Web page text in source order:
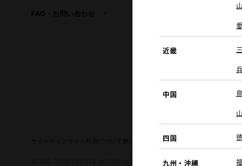
近畿
中国
四国
九州・沖縄
FAQ・お問い合わせ
トヨタイムズ
サイト利用について 個人情報の取扱いについて TOYOTAアカウ
©1995-2026 TOYOTA MOTOR CORPORATION. ALL RIGHTS RESERVED.